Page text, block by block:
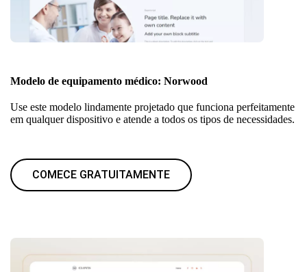
Modelo de equipamento médico: Norwood
Use este modelo lindamente projetado que funciona perfeitamente
em qualquer dispositivo e atende a todos os tipos de necessidades.
COMECE GRATUITAMENTE